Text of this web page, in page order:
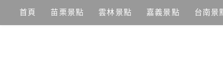
content
首頁 苗栗景點 雲林景點 嘉義景點 台南景